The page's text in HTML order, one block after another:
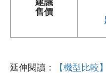
售價
延伸閱讀：
【機型比較